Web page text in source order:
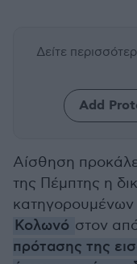
Δείτε
Add
Αίσθηση
της Πέμπτης η
κατηγορουμένων
Κολωνό στον
πρότασης της